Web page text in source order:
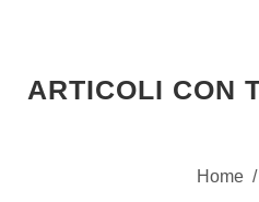
ARTICOLI CON
Home /